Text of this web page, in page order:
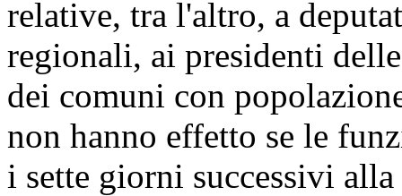
relative, tra l'altro, a
regionali, ai presidenti
dei comuni con
non hanno effetto se le
i sette giorni successivi